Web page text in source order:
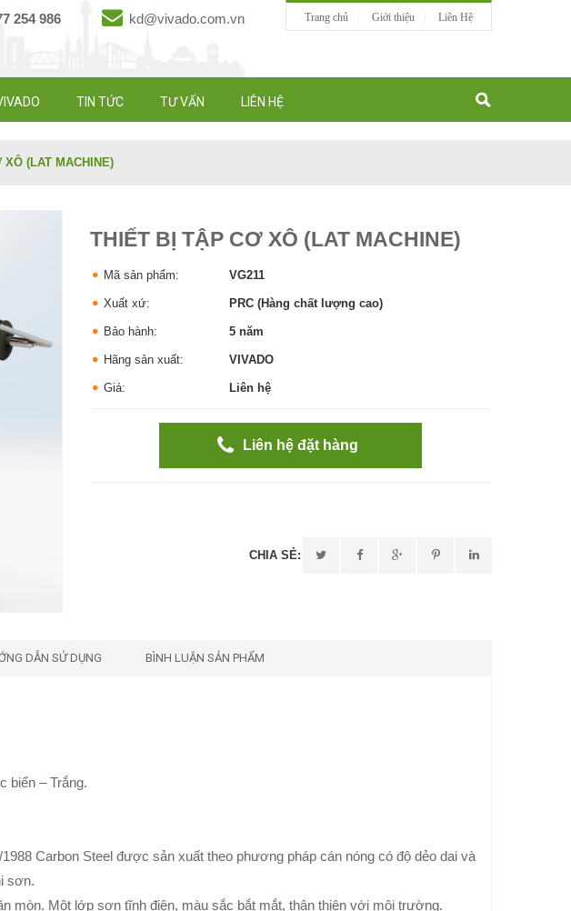
Trang chủ Giới thiệu Liên Hệ
254 986 kd@vivado.com.vn
TIN TỨC TƯ VẤN LIÊN HỆ
(LAT MACHINE)
THIẾT BỊ TẬP CƠ XÔ (LAT MACHINE)
Mã sản phẩm: VG211
Xuất xứ: PRC (Hàng chất lượng cao)
Bảo hành: 5 năm
Hãng sản xuất: VIVADO
Giá: Liên hệ
Liên hệ đặt hàng
CHIA SẺ:
DẪN SỬ DỤNG BÌNH LUẬN SẢN PHẨM
biển – Trắng.
Carbon Steel được sản xuất theo phương pháp cán nóng có độ dẻo dai và
sơn.
mòn. Một lớp sơn tĩnh điện, màu sắc bắt mắt, thân thiện với môi trường.